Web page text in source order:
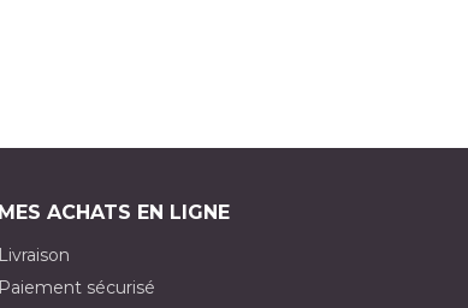
MES ACHATS EN LIGNE
Livraison
Paiement sécurisé